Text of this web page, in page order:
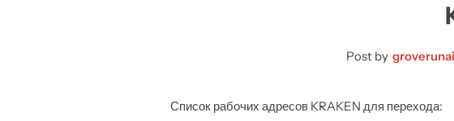
Post by
Список рабочих адресов KRAKEN для перехода: